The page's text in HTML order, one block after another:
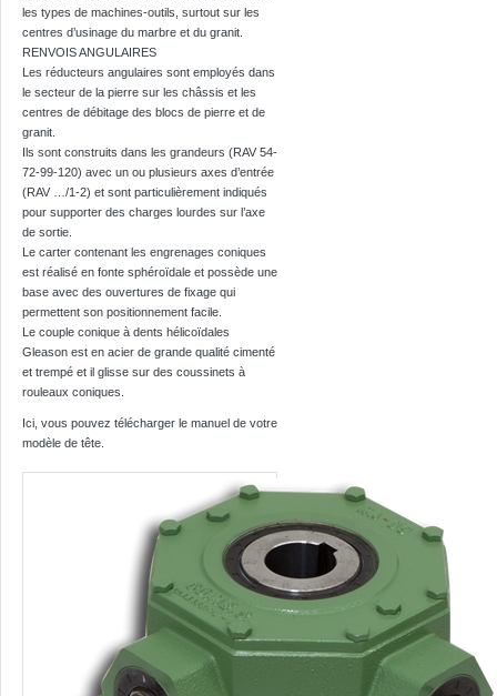
les types de machines-outils, surtout sur les
centres d’usinage du marbre et du granit.
RENVOIS ANGULAIRES
Les réducteurs angulaires sont employés dans
le secteur de la pierre sur les châssis et les
centres de débitage des blocs de pierre et de
granit.
Ils sont construits dans les grandeurs (RAV 54-
72-99-120) avec un ou plusieurs axes d’entrée
(RAV …/1-2) et sont particulièrement indiqués
pour supporter des charges lourdes sur l’axe
de sortie.
Le carter contenant les engrenages coniques
est réalisé en fonte sphéroïdale et possède une
base avec des ouvertures de fixage qui
permettent son positionnement facile.
Le couple conique à dents hélicoïdales
Gleason est en acier de grande qualité cimenté
et trempé et il glisse sur des coussinets à
rouleaux coniques.
Ici, vous pouvez télécharger le manuel de votre
modèle de tête.